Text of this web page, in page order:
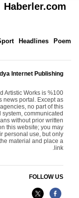
Haberler.com
Poem
Headlines
Sport
Internet Publishing
Artistic Works is %100
news portal. Except as
agencies, no part of this
system, communicated
without prior written
on this website; you may
personal use, but only
the material and place a
link.
FOLLOW US